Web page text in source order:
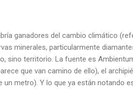
ganadores del cambio climático
minerales, particularmente
sino territorio. La fuente es
que van camino de ello), el
un metro). Y lo que ya están notando